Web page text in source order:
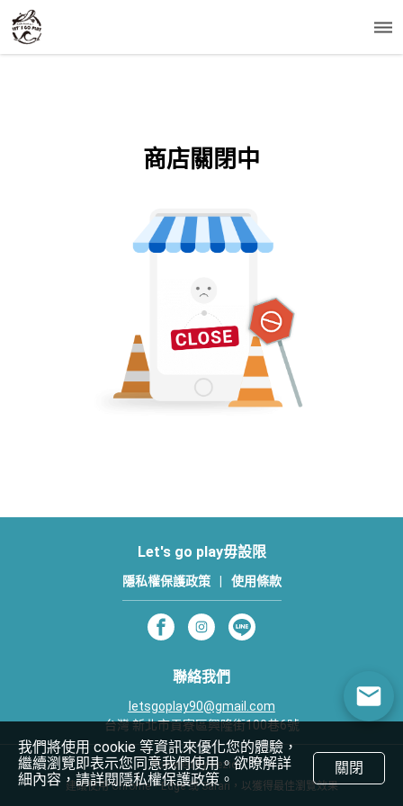
商店關閉中
Let's go play毋設限
隱私權保護政策 使用條款
聯絡我們
letsgoplay90@gmail.com
台灣 新北市貢寮區興隆街100巷6號
Powered by Rezio
建議使用 Chrome、Edge 或 Safari，以獲得最佳瀏覽效果
我們將使用 cookie 等資訊來優化您的體驗，
繼續瀏覽即表示您同意我們使用。欲瞭解詳
細內容，請詳閱隱私權保護政策。
關閉